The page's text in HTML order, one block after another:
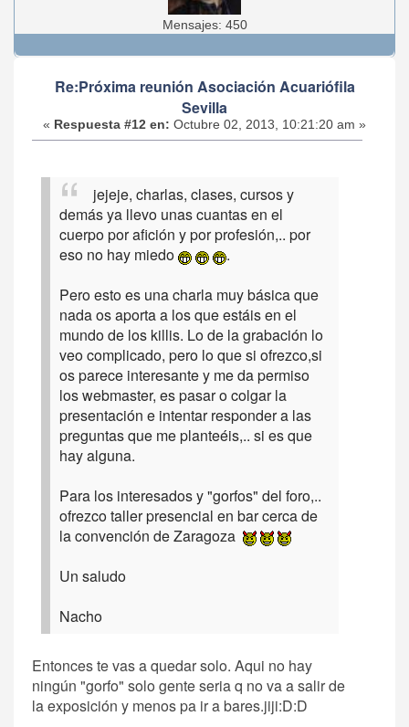
Mensajes: 450
Re:Próxima reunión Asociación Acuariófila
Sevilla
« Respuesta #12 en: Octubre 02, 2013, 10:21:20 am »
jejeje, charlas, clases, cursos y
demás ya llevo unas cuantas en el
cuerpo por afición y por profesión,.. por
eso no hay miedo
.
Pero esto es una charla muy básica que
nada os aporta a los que estáis en el
mundo de los killis. Lo de la grabación lo
veo complicado, pero lo que si ofrezco,si
os parece interesante y me da permiso
los webmaster, es pasar o colgar la
presentación e intentar responder a las
preguntas que me planteéis,.. si es que
hay alguna.
Para los interesados y "gorfos" del foro,..
ofrezco taller presencial en bar cerca de
la convención de Zaragoza
Un saludo
Nacho
Entonces te vas a quedar solo. Aqui no hay
ningún "gorfo" solo gente seria q no va a salir de
la exposición y menos pa ir a bares.jiji:D:D